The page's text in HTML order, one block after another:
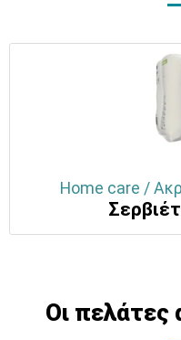
Home care /
Οι πελάτες